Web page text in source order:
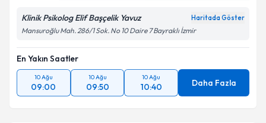
Kişisel verilerimin işlenmesine ilişkin
Aydınlatma
Metni'ni okudum ve kişisel verilerimin belirtilen
Takvim Talebini Gönder
Klinik Psikolog Elif Başçelik Yavuz Haritada Göster
Mansuroğlu Mah. 286/1 Sok. No 10 Daire 7 Bayraklı İzmir
En Yakın Saatler
10 Ağu
09:00
10 Ağu
09:50
10 Ağu
10:40 Daha Fazla